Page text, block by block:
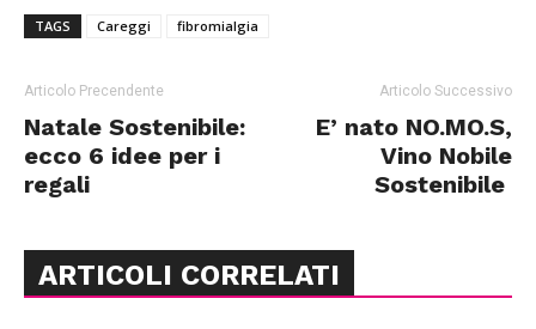
TAGS Careggi fibromialgia
Articolo Precendente
Natale Sostenibile:
ecco 6 idee per i
regali
Articolo Successivo
E’ nato NO.MO.S,
Vino Nobile
Sostenibile
ARTICOLI CORRELATI